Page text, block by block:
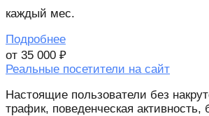
каждый мес.
Подробнее
от 35 000 ₽
Реальные посетители на сайт
Настоящие пользователи без
трафик, поведенческая активность,